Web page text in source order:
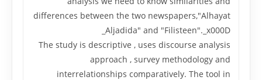
differences between the two newspapers,"Alhayat
Aljadida" and "Filisteen"._x000D_
The study is descriptive , uses discourse analysis
approach , survey methodology and
interrelationships comparatively. The tool in